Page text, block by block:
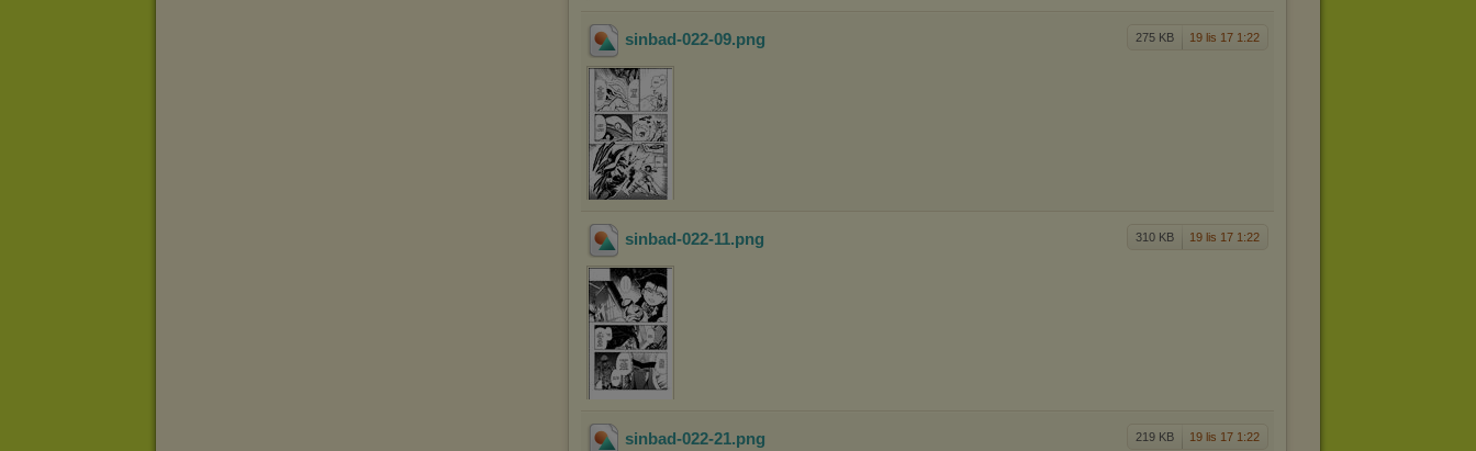
275 KB 19 lis 17 1:22
sinbad-022-09.png
310 KB 19 lis 17 1:22
sinbad-022-11.png
219 KB 19 lis 17 1:22
sinbad-022-21.png